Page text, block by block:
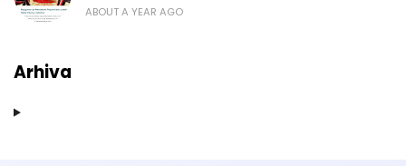
ABOUT A YEAR AGO
Arhiva